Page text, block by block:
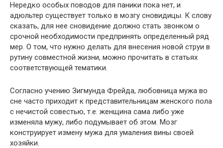
Нередко особых поводов для паники пока нет, и
адюльтер существует только в мозгу сновидицы. К слову
сказать, для нее сновидение должно стать звонком о
срочной необходимости предпринять определенный ряд
мер. О том, что нужно делать для внесения новой струи в
рутину совместной жизни, можно прочитать в статьях
соответствующей тематики.
Согласно учению Зигмунда Фрейда, любовница мужа во
сне часто приходит к представительницам женского пола
с нечистой совестью, т.е. женщина сама либо уже
изменяла мужу, либо подумывает об этом. Мозг
конструирует измену мужа для умаления вины своей
хозяйки.